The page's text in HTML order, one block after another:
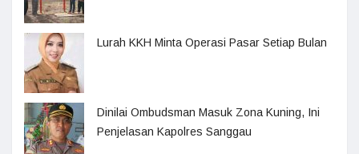
Lurah KKH Minta Operasi Pasar Setiap Bulan
Dinilai Ombudsman Masuk Zona Kuning, Ini
Penjelasan Kapolres Sanggau